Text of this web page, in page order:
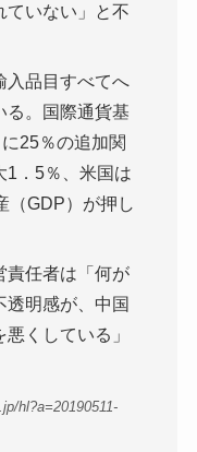
ていない」と不
入品目すべてへ
る。国際通貨基
25％の追加関
1．5％、米国は
（GDP）が押し
責任者は「何が
透明感が、中国
くしている」
hl?a=20190511-